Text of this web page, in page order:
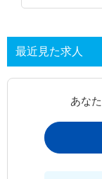
最近見た求人
あな